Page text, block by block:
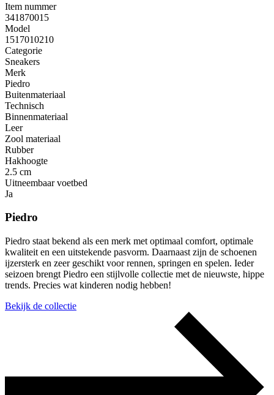
Item nummer
341870015
Model
1517010210
Categorie
Sneakers
Merk
Piedro
Buitenmateriaal
Technisch
Binnenmateriaal
Leer
Zool materiaal
Rubber
Hakhoogte
2.5 cm
Uitneembaar voetbed
Ja
Piedro
Piedro staat bekend als een merk met optimaal comfort, optimale
kwaliteit en een uitstekende pasvorm. Daarnaast zijn de schoenen
ijzersterk en zeer geschikt voor rennen, springen en spelen. Ieder
seizoen brengt Piedro een stijlvolle collectie met de nieuwste, hippe
trends. Precies wat kinderen nodig hebben!
Bekijk de collectie